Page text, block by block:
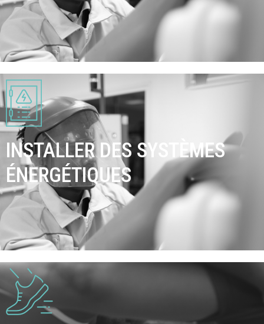
INSTALLER DES SYSTÈMES
ÉNERGÉTIQUES